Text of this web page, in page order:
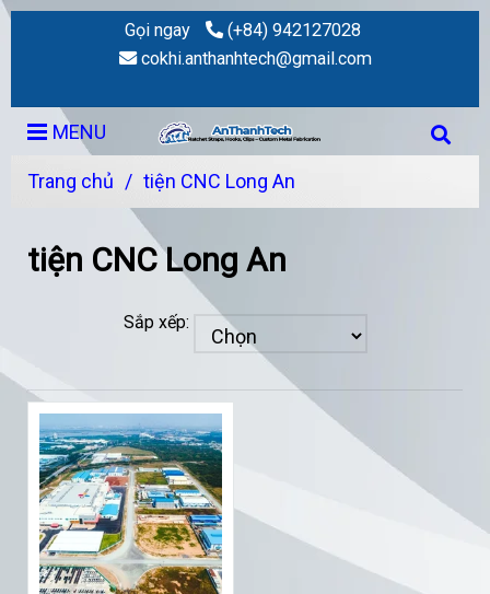
Gọi ngay
(+84) 942127028
cokhi.anthanhtech@gmail.com
MENU
Trang chủ / tiện CNC Long An
tiện CNC Long An
Sắp xếp: